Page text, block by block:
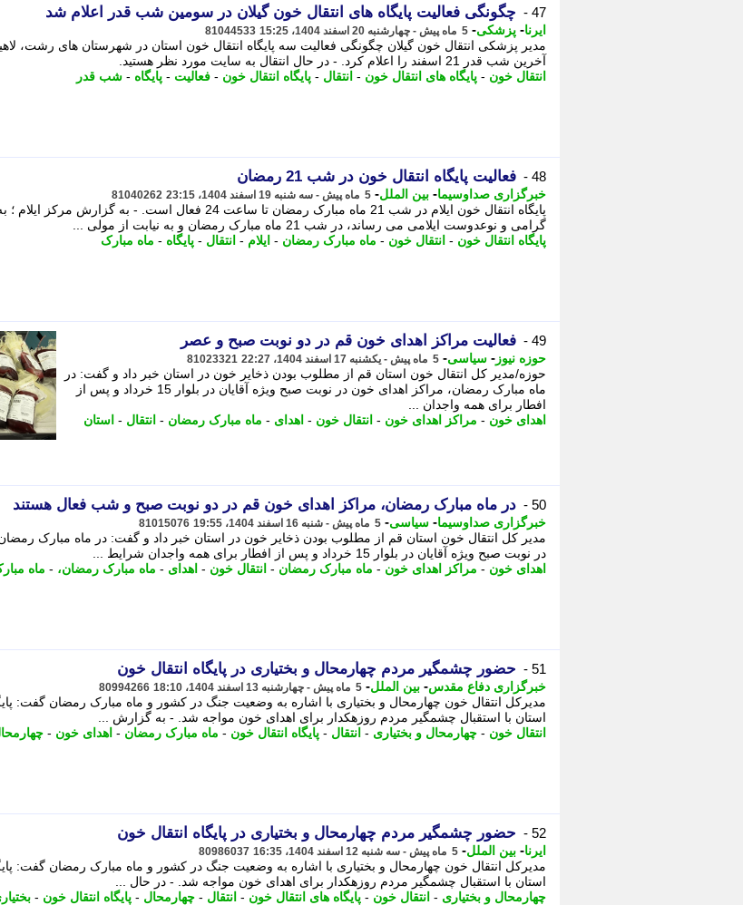
47 - چگونگی فعالیت پایگاه های انتقال خون گیلان در سومین شب قدر اعلام شد
ایرنا- پزشکی- 5 ماه پیش - چهارشنبه 20 اسفند 1404، 15:25 81044533
مدیر پزشکی انتقال خون گیلان چگونگی فعالیت سه پایگاه انتقال خون استان در شهرستان های رشت،
آخرین شب قدر 21 اسفند را اعلام کرد. - در ﺣﺎل اﻧﺘﻘﺎل ﺑﻪ ﺳﺎﯾﺖ ﻣﻮرد ﻧﻈﺮ ﻫﺴﺘﯿﺪ.
انتقال خون - پایگاه های انتقال خون - انتقال - پایگاه انتقال خون - فعالیت - پایگاه - شب قدر
48 - فعالیت پایگاه انتقال خون در شب 21 رمضان
خبرگزاری صداوسیما- بین الملل- 5 ماه پیش - سه شنبه 19 اسفند 1404، 23:15 81040262
پایگاه انتقال خون ایلام در شب 21 ماه مبارک رمضان تا ساعت 24 فعال است. - به
گرامی و نوعدوست ایلامی می رساند، در شب 21 ماه مبارک رمضان و به نیابت از مولی ...
پایگاه انتقال خون - انتقال خون - ماه مبارک رمضان - ایلام - انتقال - پایگاه - ماه مبارک
49 - فعالیت مراکز اهدای خون قم در دو نوبت صبح و عصر
حوزه نیوز - سیاسی- 5 ماه پیش - یکشنبه 17 اسفند 1404، 22:27 81023321
حوزه/مدیر کل انتقال خون استان قم از مطلوب بودن ذخایر خون در استان خبر داد و گفت: در
ماه مبارک رمضان، مراکز اهدای خون در نوبت صبح ویژه آقایان در بلوار 15 خرداد و پس از
افطار برای همه واجدان ...
اهدای خون - مراکز اهدای خون - انتقال خون - اهدای - ماه مبارک رمضان - انتقال - استان
50 - در ماه مبارک رمضان، مراکز اهدای خون قم در دو نوبت صبح و شب فعال هستند
خبرگزاری صداوسیما- سیاسی- 5 ماه پیش - شنبه 16 اسفند 1404، 19:55 81015076
مدیر کل انتقال خون استان قم از مطلوب بودن ذخایر خون در استان خبر داد و گفت: در ماه مبارک
در نوبت صبح ویژه آقایان در بلوار 15 خرداد و پس از افطار برای همه واجدان شرایط ...
اهدای خون - مراکز اهدای خون - ماه مبارک رمضان - انتقال خون - اهدای - ماه مبارک رمضان، - ماه
51 - حضور چشمگیر مردم چهارمحال و بختیاری در پایگاه انتقال خون
خبرگزاری دفاع مقدس- بین الملل- 5 ماه پیش - چهارشنبه 13 اسفند 1404، 18:10 80994266
مدیرکل انتقال خون چهارمحال و بختیاری با اشاره به وضعیت جنگ در کشور و ماه مبارک رمضان گفت:
استان با استقبال چشمگیر مردم روزهکدار برای اهدای خون مواجه شد. - به گزارش ...
انتقال خون - چهارمحال و بختیاری - انتقال - پایگاه انتقال خون - ماه مبارک رمضان - اهدای خون -
52 - حضور چشمگیر مردم چهارمحال و بختیاری در پایگاه انتقال خون
ایرنا- بین الملل- 5 ماه پیش - سه شنبه 12 اسفند 1404، 16:35 80986037
مدیرکل انتقال خون چهارمحال و بختیاری با اشاره به وضعیت جنگ در کشور و ماه مبارک رمضان گفت:
استان با استقبال چشمگیر مردم روزهکدار برای اهدای خون مواجه شد. - در ﺣﺎل ...
چهارمحال و بختیاری - انتقال خون - پایگاه های انتقال خون - انتقال - چهارمحال - پایگاه انتقال خون -